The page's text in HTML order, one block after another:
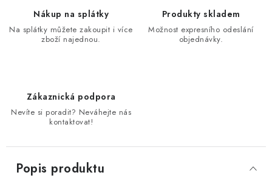
Nákup na splátky
Na splátky můžete zakoupit i více
zboží najednou.
Produkty skladem
Možnost expresního odeslání
objednávky.
Zákaznická podpora
Nevíte si poradit? Neváhejte nás
kontaktovat!
Popis produktu